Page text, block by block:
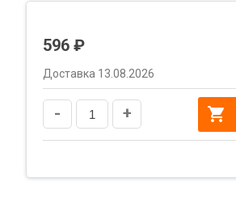
596 ₽
Доставка 13.08.2026
- +